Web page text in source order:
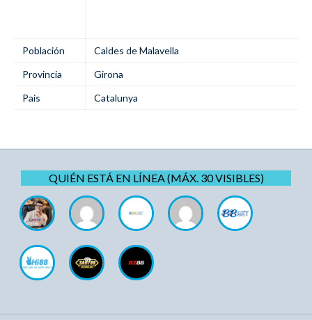
Población
Caldes de Malavella
Provincia
Girona
Pais
Catalunya
QUIÉN ESTÁ EN LÍNEA (MÁX. 30 VISIBLES)